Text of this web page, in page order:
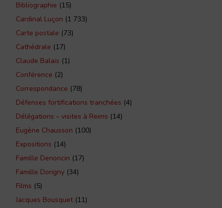
Bibliographie (15)
Cardinal Luçon (1 733)
Carte postale (73)
Cathédrale (17)
Claude Balais (1)
Conférence (2)
Correspondance (78)
Défenses fortifications tranchées (4)
Délégations – visites à Reims (14)
Eugène Chausson (100)
Expositions (14)
Famille Denoncin (17)
Famille Dorigny (34)
Films (5)
Jacques Bousquet(11)